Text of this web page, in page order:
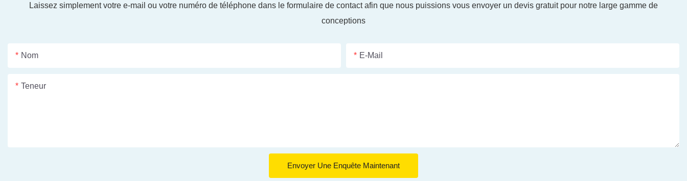
Laissez simplement votre e-mail ou votre numéro de téléphone dans le formulaire de contact afin que nous puissions vous envoyer un devis gratuit pour notre large gamme de
conceptions
Nom E-Mail
Teneur
Envoyer Une Enquête Maintenant